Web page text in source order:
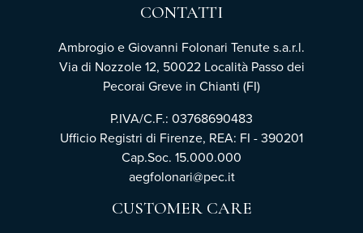
CONTATTI
Ambrogio e Giovanni Folonari Tenute s.a.r.l.
Via di Nozzole 12, 50022 Località Passo dei
Pecorai Greve in Chianti (FI)
P.IVA/C.F.: 03768690483
Ufficio Registri di Firenze, REA: FI - 390201
Cap.Soc. 15.000.000
aegfolonari@pec.it
CUSTOMER CARE